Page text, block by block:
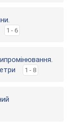
1 - 6
1 - 8